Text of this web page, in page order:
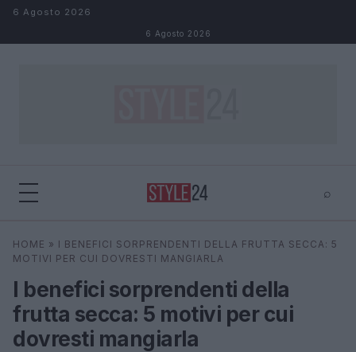
Salta al contenuto
6 Agosto 2026
6 Agosto 2026
⌕
Cerca ⌕ ×
HOME » I BENEFICI SORPRENDENTI DELLA FRUTTA SECCA: 5
MOTIVI PER CUI DOVRESTI MANGIARLA
I benefici sorprendenti della
frutta secca: 5 motivi per cui
dovresti mangiarla